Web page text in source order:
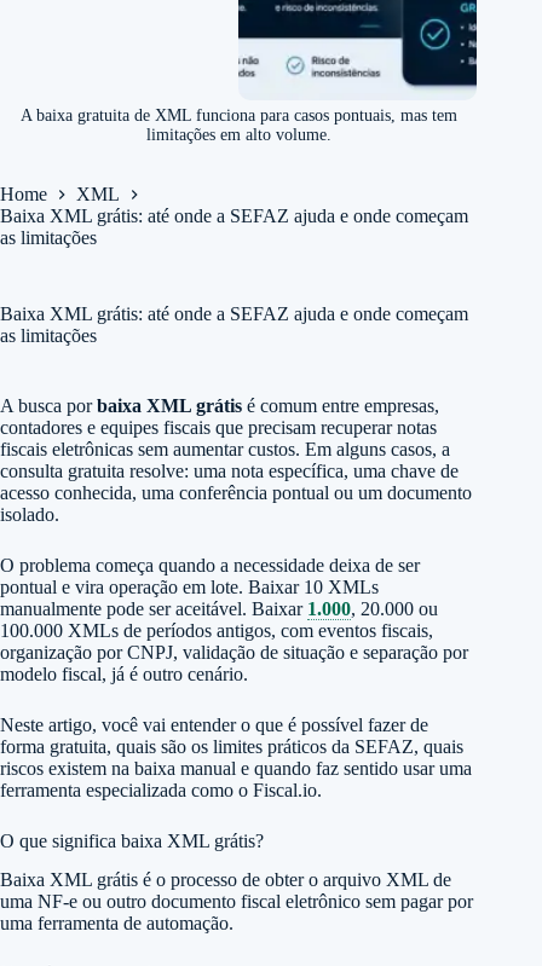
A baixa gratuita de XML funciona para casos pontuais, mas tem
limitações em alto volume.
Home
XML
Baixa XML grátis: até onde a SEFAZ ajuda e onde começam
as limitações
Baixa XML grátis: até onde a SEFAZ ajuda e onde começam
as limitações
A busca porbaixa XML grátis é comum entre empresas,
contadores e equipes fiscais que precisam recuperar notas
fiscais eletrônicas sem aumentar custos. Em alguns casos, a
consulta gratuita resolve: uma nota específica, uma chave de
acesso conhecida, uma conferência pontual ou um documento
isolado.
O problema começa quando a necessidade deixa de ser
pontual e vira operação em lote. Baixar 10 XMLs
manualmente pode ser aceitável. Baixar 1.000, 20.000 ou
100.000 XMLs de períodos antigos, com eventos fiscais,
organização por CNPJ, validação de situação e separação por
modelo fiscal, já é outro cenário.
Neste artigo, você vai entender o que é possível fazer de
forma gratuita, quais são os limites práticos da SEFAZ, quais
riscos existem na baixa manual e quando faz sentido usar uma
ferramenta especializada como o Fiscal.io.
O que significa baixa XML grátis?
Baixa XML grátis é o processo de obter o arquivo XML de
uma NF-e ou outro documento fiscal eletrônico sem pagar por
uma ferramenta de automação.